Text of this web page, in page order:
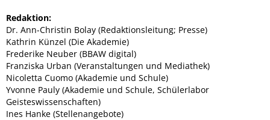
Redaktion:
Dr. Ann-Christin Bolay (Redaktionsleitung; Presse)
Kathrin Künzel (Die Akademie)
Frederike Neuber (BBAW digital)
Franziska Urban (Veranstaltungen und Mediathek)
Nicoletta Cuomo (Akademie und Schule)
Yvonne Pauly (Akademie und Schule, Schülerlabor
Geisteswissenschaften)
Ines Hanke (Stellenangebote)